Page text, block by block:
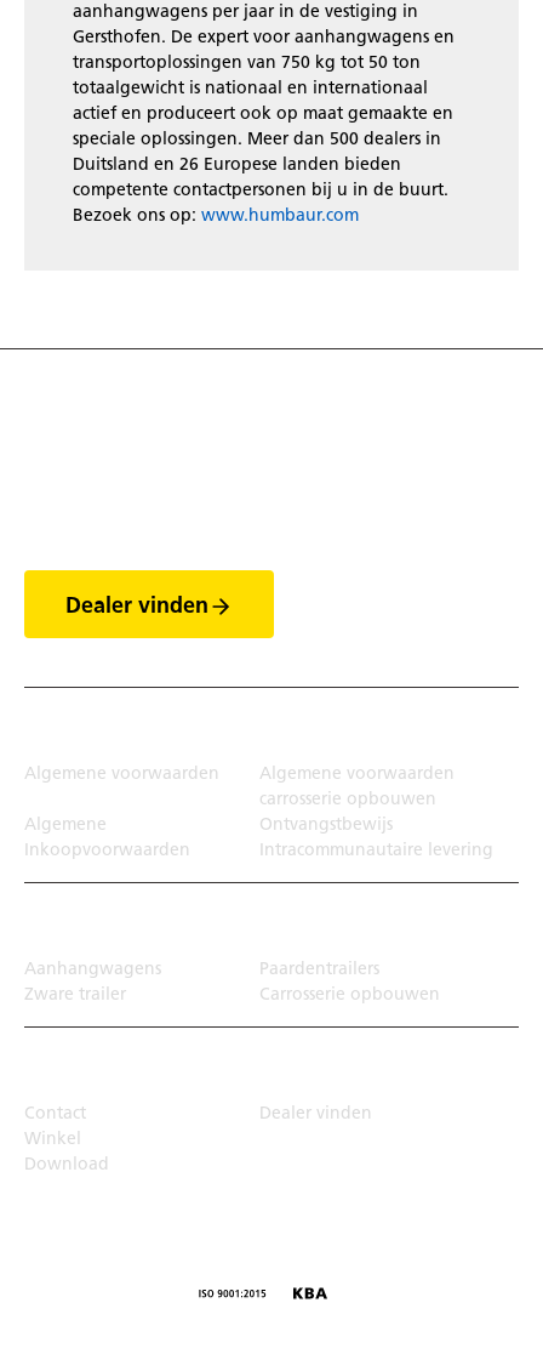
aanhangwagens per jaar in de vestiging in
Gersthofen. De expert voor aanhangwagens en
transportoplossingen van 750 kg tot 50 ton
totaalgewicht is nationaal en internationaal
actief en produceert ook op maat gemaakte en
speciale oplossingen. Meer dan 500 dealers in
Duitsland en 26 Europese landen bieden
competente contactpersonen bij u in de buurt.
Bezoek ons op: www.humbaur.com
Dealer vinden
Algemene voorwaarden
Algemene voorwaarden
carrosserie opbouwen
Algemene
Inkoopvoorwaarden
Ontvangstbewijs
Intracommunautaire levering
Aanhangwagens
Paardentrailers
Zware trailer
Carrosserie opbouwen
Contact
Dealer vinden
Winkel
Download